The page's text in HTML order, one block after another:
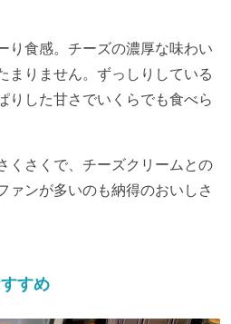
り食感。チーズの濃厚な味わい
りません。 ずっしりしている
りした甘さでいくらでも食べら
くさくで、チーズクリームとの
ァンが多いのも納得のおいしさ
すめ